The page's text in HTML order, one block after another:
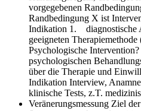
vorgegebenen
Randbedingung X ist
Indikation 1.
geeigneten
Psychologische
psychologischen
über die Therapie und
Indikation Interview,
klinische Tests, z.T.
Veränerungsmessung Ziel